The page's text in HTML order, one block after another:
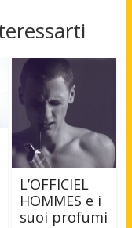
L’OFFICIEL
HOMMES e i
suoi profumi